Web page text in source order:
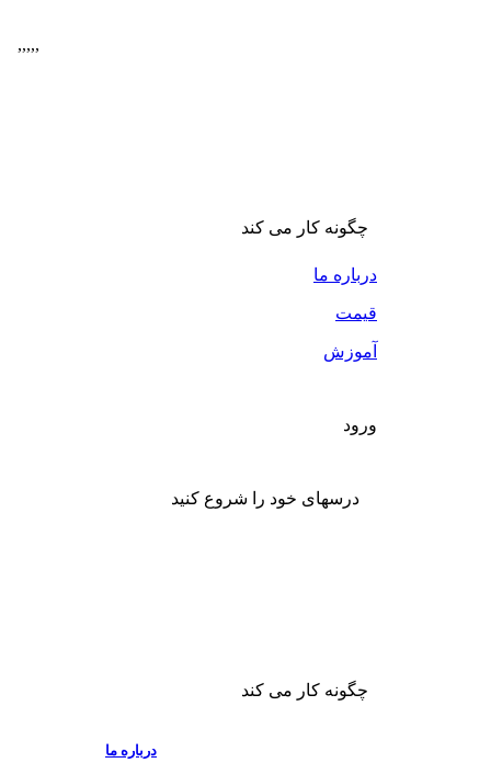
,,,,,
چگونه کار می کند
درباره ما
قیمت
آموزش
ورود
درسهای خود را شروع کنید
چگونه کار می کند
درباره ما